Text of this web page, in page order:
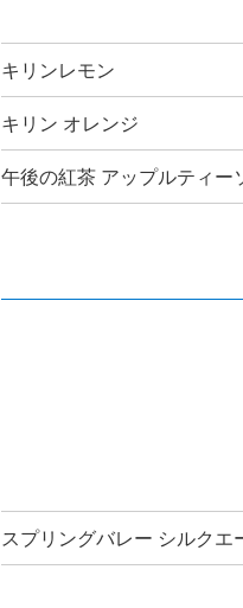
キリンレモン
キリン オレンジ
午後の紅茶 アップルティー
スプリングバレー シルクエ